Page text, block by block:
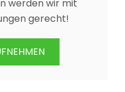
werden wir mit
gerecht!